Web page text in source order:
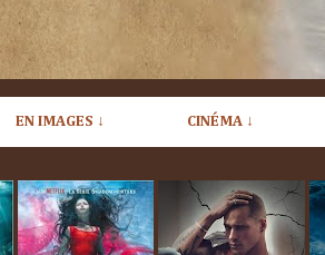
EN IMAGES ↓ CINÉMA ↓